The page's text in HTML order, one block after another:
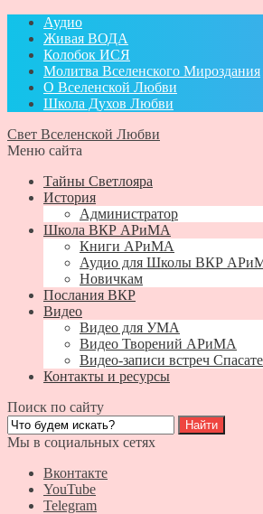
Аудио
Живая ВОДА
Колобок ИСЯ
Молитва Вселенского Мироздания
О Вселенской Любви
Школа Духов Любви
Свет Вселенской Любви
Меню сайта
Тайны Светлояра
История
Администратор
Школа ВКР АРиМА
Книги АРиМА
Аудио для Школы ВКР
Новичкам
Послания ВКР
Видео
Видео для УМА
Видео Творений АРиМА
Видео-записи встреч
Контакты и ресурсы
Поиск по сайту
Мы в социальных сетях
Вконтакте
YouTube
Telegram